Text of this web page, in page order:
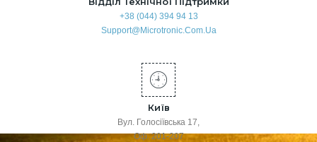
+38 (044) 394 94 13
Support@microtronic.com.ua
Київ
Вул. Голосіївська 17,
Оф. 201-207